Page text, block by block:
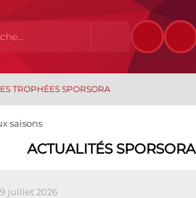
TROPHÉES SPORSORA
saisons
ACTUALITÉS SPORSORA
9 juillet 2026